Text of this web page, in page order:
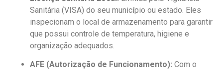
Sanitária (VISA) do seu município ou estado. Eles
inspecionam o local de armazenamento para garantir
que possui controle de temperatura, higiene e
organização adequados.
AFE (Autorização de Funcionamento): Com o